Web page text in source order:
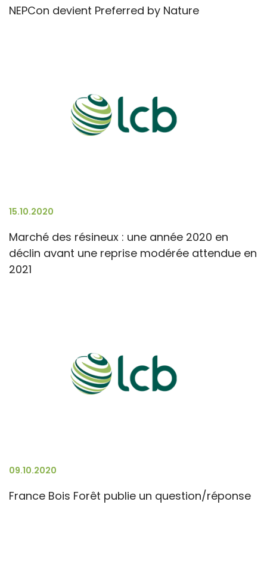
NEPCon devient Preferred by Nature
15.10.2020
Marché des résineux : une année 2020 en
déclin avant une reprise modérée attendue en
2021
09.10.2020
France Bois Forêt publie un question/réponse